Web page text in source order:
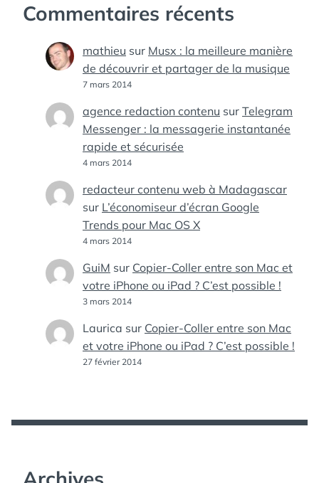
Commentaires récents
mathieu sur Musx : la meilleure manière
de découvrir et partager de la musique
7 mars 2014
agence redaction contenu sur Telegram
Messenger : la messagerie instantanée
rapide et sécurisée
4 mars 2014
redacteur contenu web à Madagascar
sur L’économiseur d’écran Google
Trends pour Mac OS X
4 mars 2014
GuiM sur Copier-Coller entre son Mac et
votre iPhone ou iPad ? C’est possible !
3 mars 2014
Laurica sur Copier-Coller entre son Mac
et votre iPhone ou iPad ? C’est possible !
27 février 2014